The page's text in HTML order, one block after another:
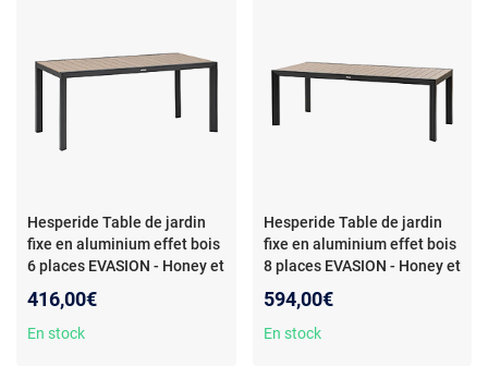
Hesperide Table de jardin
fixe en aluminium effet bois
6 places EVASION - Honey et
de jardin fixe en aluminium
effet bois 6 places EVASION -
416,00€
En stock
Hesperide Table de jardin
fixe en aluminium effet bois
8 places EVASION - Honey et
de jardin fixe en aluminium
effet bois 8 places EVASION -
594,00€
En stock